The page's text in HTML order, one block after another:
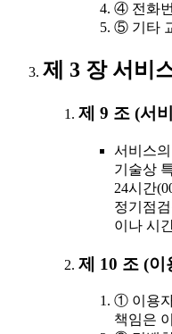
④ 전화
⑤ 기타
제 3 장 서비
제 9 조 (서
서비스
기술상
24시간
정기점
이나 시
제 10 조 (이
① 이용
책임은